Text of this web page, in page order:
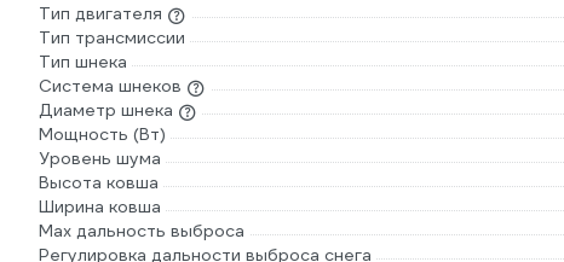
Тип двигателя
Тип трансмиссии
Тип шнека
Система шнеков
Диаметр шнека
Мощность (Вт)
Уровень шума
Высота ковша
Ширина ковша
Max дальность выброса
Регулировка дальности выброса снега